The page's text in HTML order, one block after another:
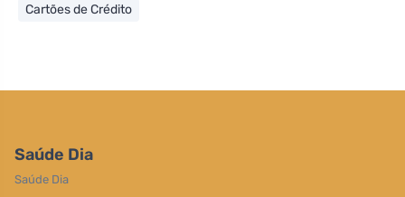
Cartões de Crédito
Saúde Dia
Saúde Dia